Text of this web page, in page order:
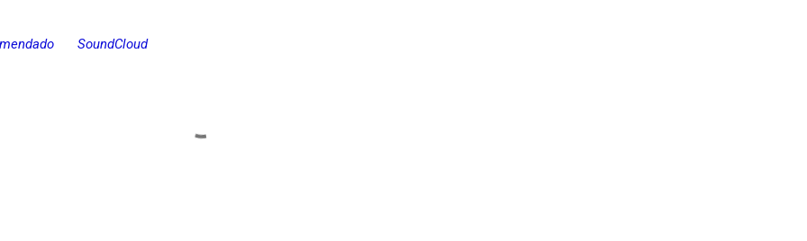
SoundCloud